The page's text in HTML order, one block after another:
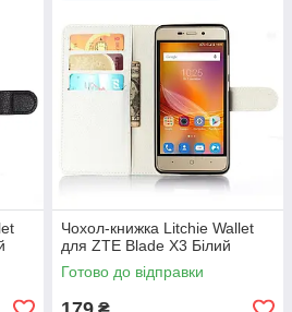
Чохол-книжка Litchie Wallet
для ZTE Blade X3 Білий
Готово до відправки